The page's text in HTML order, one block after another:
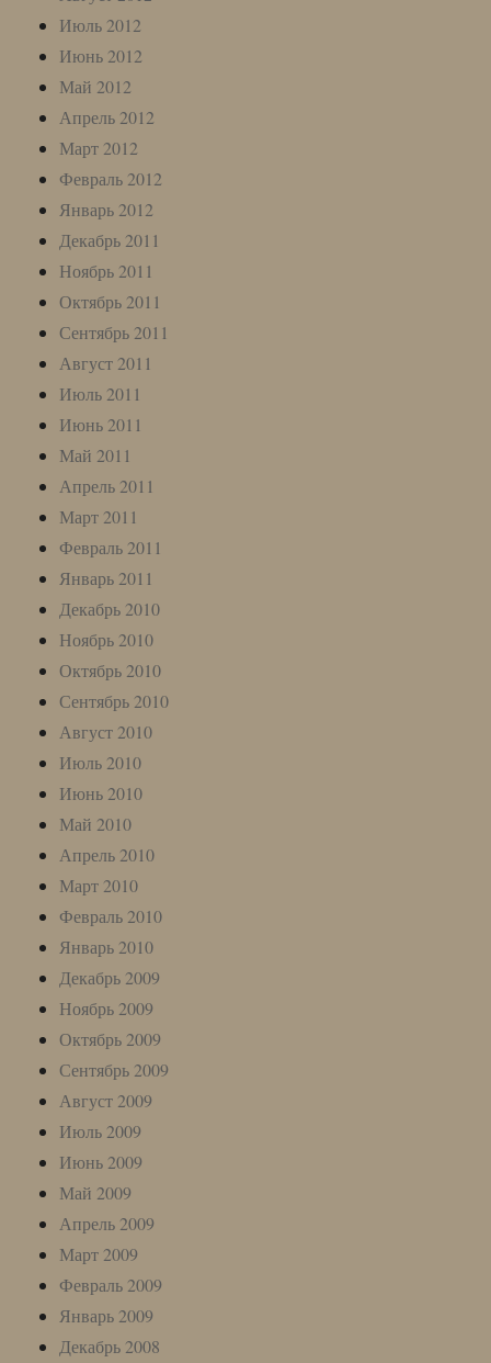
Июль 2012
Июнь 2012
Май 2012
Апрель 2012
Март 2012
Февраль 2012
Январь 2012
Декабрь 2011
Ноябрь 2011
Октябрь 2011
Сентябрь 2011
Август 2011
Июль 2011
Июнь 2011
Май 2011
Апрель 2011
Март 2011
Февраль 2011
Январь 2011
Декабрь 2010
Ноябрь 2010
Октябрь 2010
Сентябрь 2010
Август 2010
Июль 2010
Июнь 2010
Май 2010
Апрель 2010
Март 2010
Февраль 2010
Январь 2010
Декабрь 2009
Ноябрь 2009
Октябрь 2009
Сентябрь 2009
Август 2009
Июль 2009
Июнь 2009
Май 2009
Апрель 2009
Март 2009
Февраль 2009
Январь 2009
Декабрь 2008